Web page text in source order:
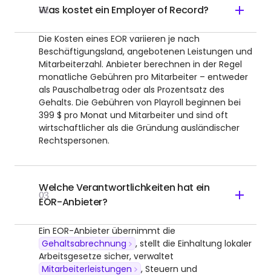
02
Was kostet ein Employer of Record?
Die Kosten eines EOR variieren je nach
Beschäftigungsland, angebotenen Leistungen und
Mitarbeiterzahl. Anbieter berechnen in der Regel
monatliche Gebühren pro Mitarbeiter – entweder
als Pauschalbetrag oder als Prozentsatz des
Gehalts. Die Gebühren von Playroll beginnen bei
399 $ pro Monat und Mitarbeiter und sind oft
wirtschaftlicher als die Gründung ausländischer
Rechtspersonen.
03
Welche Verantwortlichkeiten hat ein
EOR-Anbieter?
Ein EOR-Anbieter übernimmt die
Gehaltsabrechnung
, stellt die Einhaltung lokaler
Arbeitsgesetze sicher, verwaltet
Mitarbeiterleistungen
, Steuern und